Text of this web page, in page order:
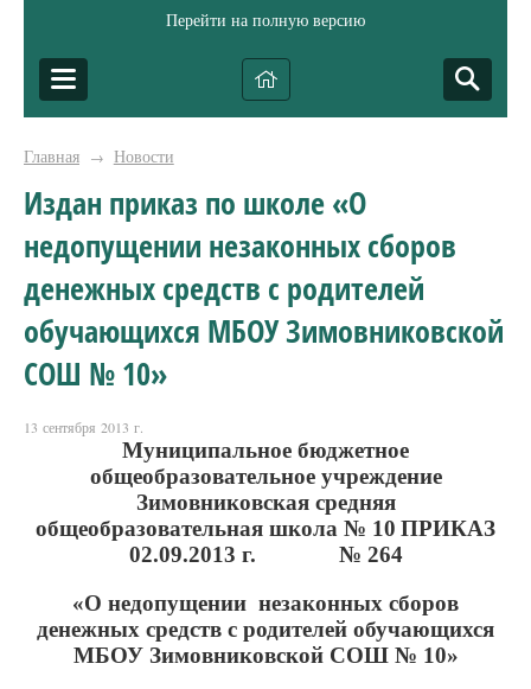
Перейти на полную версию
Главная → Новости
Издан приказ по школе «О
недопущении незаконных сборов
денежных средств с родителей
обучающихся МБОУ Зимовниковской
СОШ № 10»
13 сентября 2013 г.
Муниципальное бюджетное
общеобразовательное учреждение
Зимовниковская средняя
общеобразовательная школа № 10 ПРИКАЗ
02.09.2013 г. № 264
«О недопущении незаконных сборов
денежных средств с родителей обучающихся
МБОУ Зимовниковской СОШ № 10»